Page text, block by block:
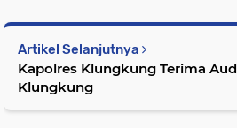
Artikel Selanjutnya
Kapolres Klungkung Terima
Klungkung